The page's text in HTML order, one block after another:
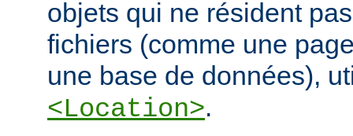
objets qui ne résident
fichiers (comme une
une base de données),
<Location>.